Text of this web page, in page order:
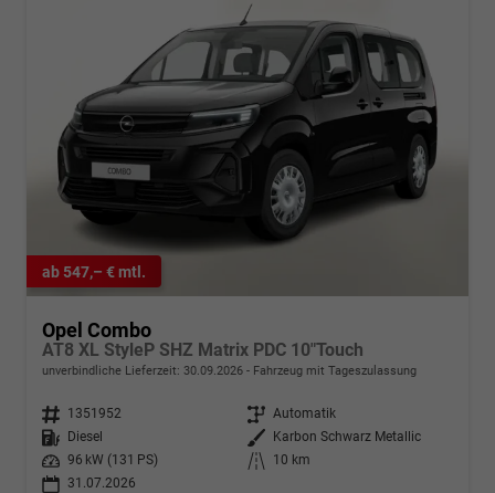
ab 547,– € mtl.
Opel Combo
AT8 XL StyleP SHZ Matrix PDC 10"Touch
unverbindliche Lieferzeit: 30.09.2026 Fahrzeug mit Tageszulassung
Fahrzeugnr. 1351952 Getriebe Automatik
Kraftstoff
Diesel Außenfarbe
Karbon Schwarz Metallic
Leistung
96 kW (131 PS) Kilometerstand
10 km
31.07.2026